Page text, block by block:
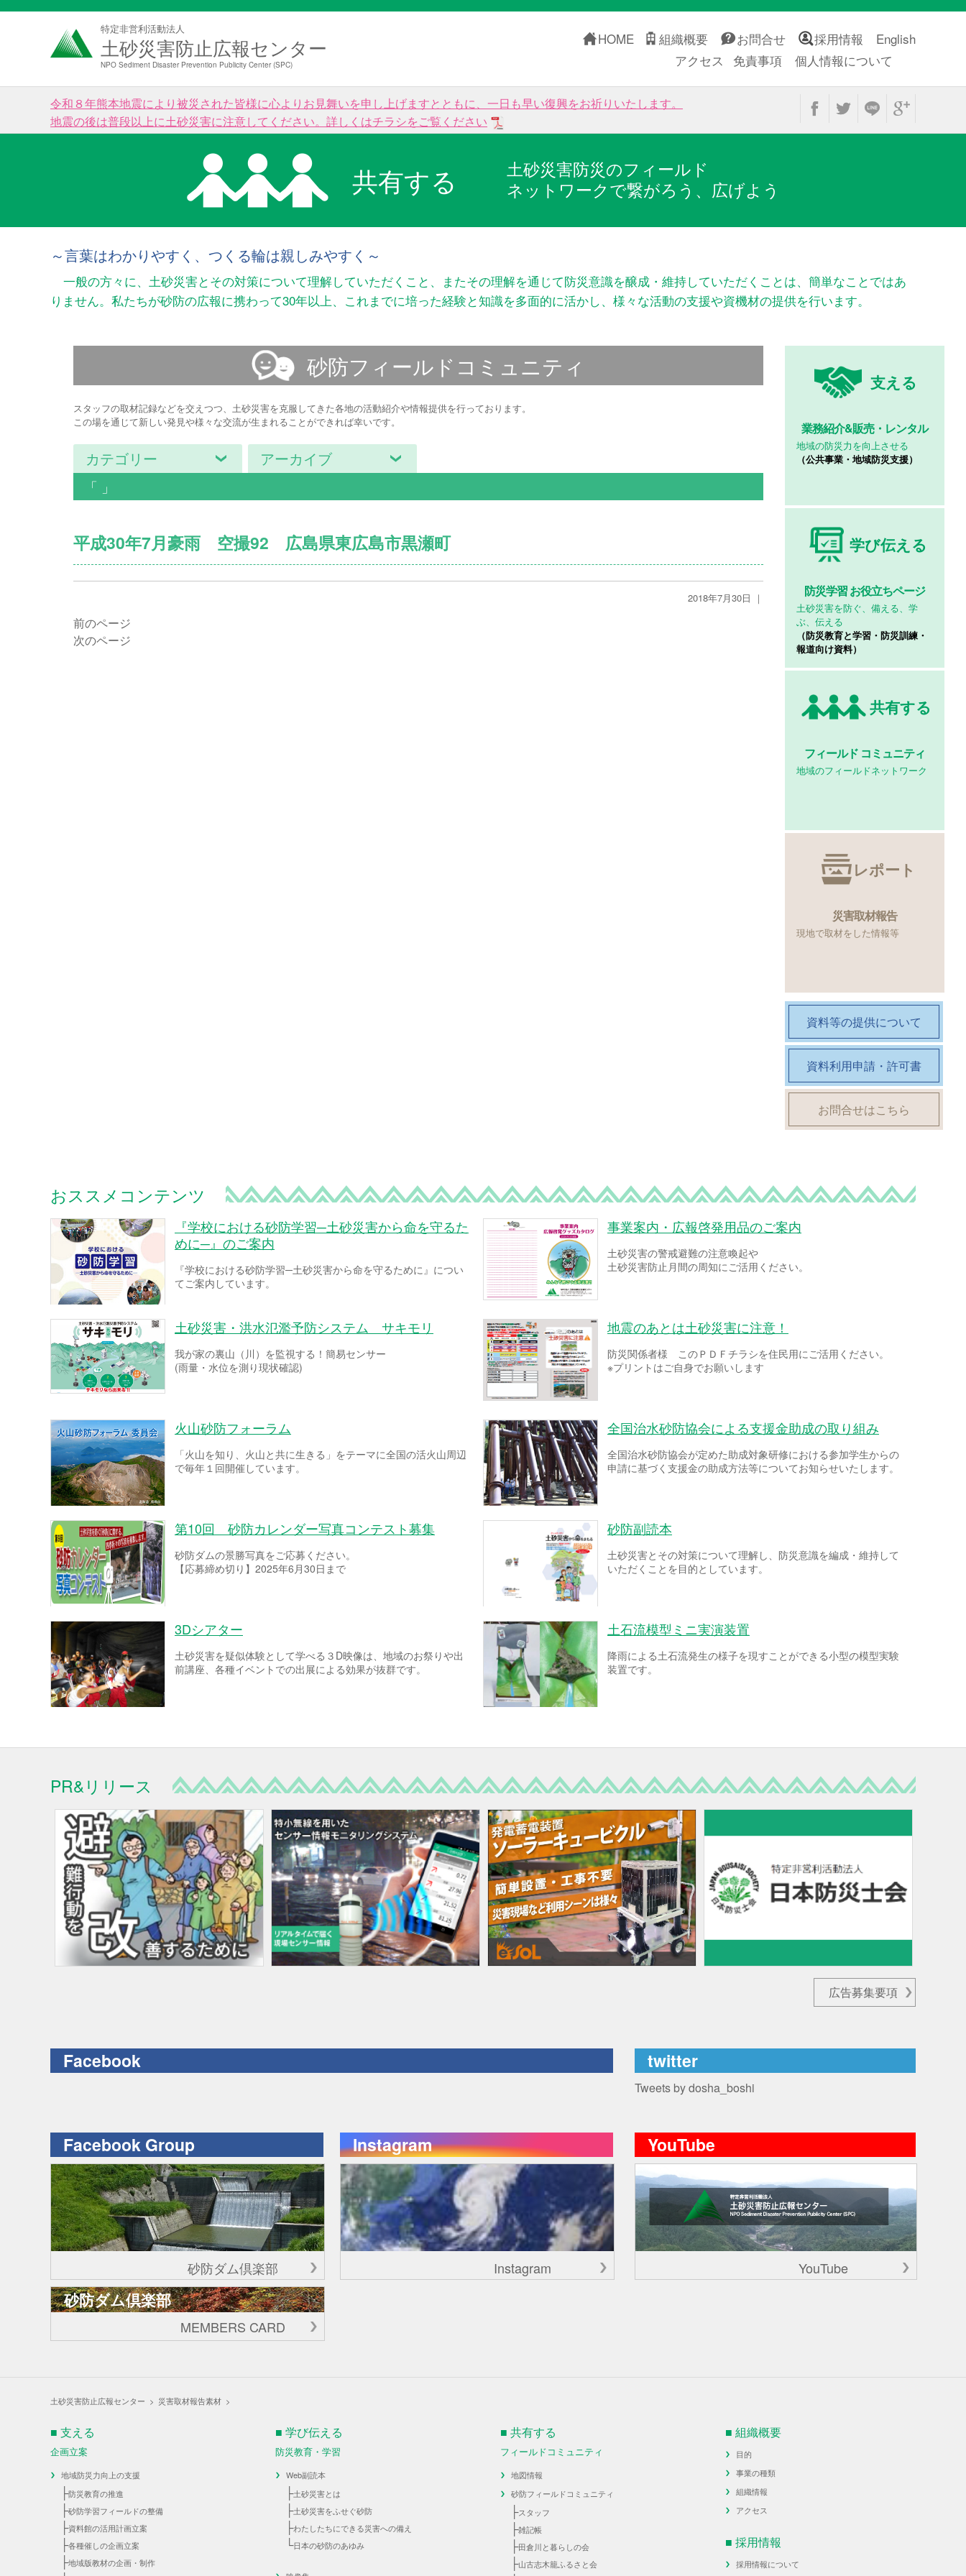
特定非営利活動法人
土砂災害防止広報センター
NPO Sediment Disaster Prevention Publicity Center (SPC)
HOME 組織概要 お問合せ 採用情報
English
アクセス
免責事項 個人情報について
令和８年熊本地震により被災された皆様に心よりお見舞いを申し上げますとともに、一日も早い復興をお祈りいたします。
地震の後は普段以上に土砂災害に注意してください。詳しくはチラシをご覧ください
共有する
土砂災害防災のフィールド
ネットワークで繋がろう、広げよう
～言葉はわかりやすく、つくる輪は親しみやすく～
一般の方々に、土砂災害とその対策について理解していただくこと、またその理解を通じて防災意識を醸成・維持していただくことは、簡単なことではあ
りません。私たちが砂防の広報に携わって30年以上、これまでに培った経験と知識を多面的に活かし、様々な活動の支援や資機材の提供を行います。
砂防フィールド コミュニティ
スタッフの取材記録などを交えつつ、土砂災害を克服してきた各地の活動紹介や情報提供を行っております。
この場を通じて新しい発見や様々な交流が生まれることができれば幸いです。
カテゴリー アーカイブ
「 」
平成30年7月豪雨 空撮92 広島県東広島市黒瀬町
2018年7月30日 ｜
前のページ
次のページ
支える
業務紹介&販売・レンタル
地域の防災力を向上させる
（公共事業・地域防災支援）
学び伝える
防災学習お役立ちページ
土砂災害を防ぐ、備える、学
ぶ、伝える
（防災教育と学習・防災訓練・
報道向け資料）
共有する
フィールド コミュニティ
地域のフィールドネットワーク
レポート
災害取材報告
現地で取材をした情報等
資料等の提供について
資料利用申請・許可書
お問合せはこちら
おススメコンテンツ
『学校における砂防学習─土砂災害から命を守るた
めに─』のご案内
『学校における砂防学習─土砂災害から命を守るために』につい
てご案内しています。
事業案内・広報啓発用品のご案内
土砂災害の警戒避難の注意喚起や
土砂災害防止月間の周知にご活用ください。
土砂災害・洪水氾濫予防システム サキモリ
我が家の裏山（川）を監視する！簡易センサー
(雨量・水位を測り現状確認)
地震のあとは土砂災害に注意！
防災関係者様 このＰＤＦチラシを住民用にご活用ください。
※プリントはご自身でお願いします
火山砂防フォーラム
「火山を知り、火山と共に生きる」をテーマに全国の活火山周辺
で毎年１回開催しています。
全国治水砂防協会による支援金助成の取り組み
全国治水砂防協会が定めた助成対象研修における参加学生からの
申請に基づく支援金の助成方法等についてお知らせいたします。
第10回 砂防カレンダー写真コンテスト募集
砂防ダムの景勝写真をご応募ください。
【応募締め切り】2025年6月30日まで
砂防副読本
土砂災害とその対策について理解し、防災意識を編成・維持して
いただくことを目的としています。
3Dシアター
土砂災害を疑似体験として学べる３D映像は、地域のお祭りや出
前講座、各種イベントでの出展による効果が抜群です。
土石流模型ミニ実演装置
降雨による土石流発生の様子を現すことができる小型の模型実験
装置です。
PR&リリース
広告募集要項
Facebook twitter
Tweets by dosha_boshi
Facebook Group
砂防ダム倶楽部
砂防ダム倶楽部
MEMBERS CARD
Instagram
Instagram
YouTube
YouTube
土砂災害防止広報センター > 災害取材報告素材 >
■ 支える
企画立案
地域防災力向上の支援
├防災教育の推進
├砂防学習フィールドの整備
├資料館の活用計画立案
├各種催しの企画立案
├地域版教材の企画・制作
■ 学び伝える
防災教育・学習
Web副読本
├土砂災害とは
├土砂災害をふせぐ砂防
├わたしたちにできる災害への備え
└日本の砂防のあゆみ
■ 共有する
フィールドコミュニティ
地図情報
砂防フィールドコミュニティ
├スタッフ
├雑記帳
├田倉川と暮らしの会
├山古志木籠ふるさと会
■ 組織概要
目的
事業の種類
組織情報
アクセス
■ 採用情報
採用情報について